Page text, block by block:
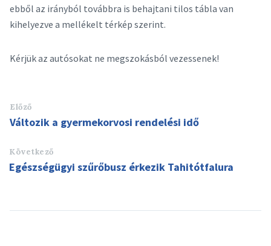
ebből az irányból továbbra is behajtani tilos tábla van
kihelyezve a mellékelt térkép szerint.
Kérjük az autósokat ne megszokásból vezessenek!
Előző
Változik a gyermekorvosi rendelési idő
Következő
Egészségügyi szűrőbusz érkezik Tahitótfalura